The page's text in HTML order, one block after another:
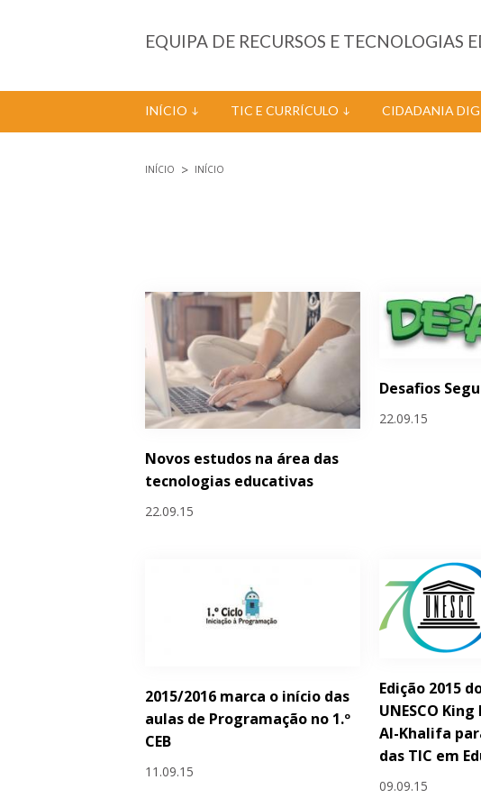
EQUIPA DE RECURSOS E TECNOLOGIAS
INÍCIO TIC E CURRÍCULO CIDADANIA
INÍCIO INÍCIO
Novos estudos na área das
tecnologias educativas
22.09.15
Desafios
22.09.15
2015/2016 marca o início das
aulas de Programação no 1.º
CEB
11.09.15
Edição 2015
UNESCO
Al-Khalifa
das TIC em
09.09.15
Páginas